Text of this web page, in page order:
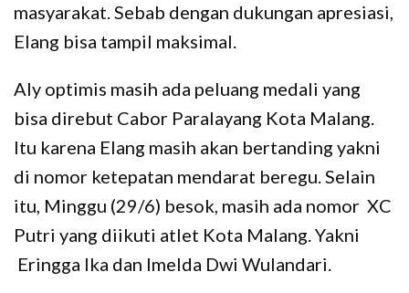
masyarakat. Sebab dengan dukungan apresiasi,
Elang bisa tampil maksimal.
Aly optimis masih ada peluang medali yang
bisa direbut Cabor Paralayang Kota Malang.
Itu karena Elang masih akan bertanding yakni
di nomor ketepatan mendarat beregu. Selain
itu, Minggu (29/6) besok, masih ada nomor XC
Putri yang diikuti atlet Kota Malang. Yakni
Eringga Ika dan Imelda Dwi Wulandari.